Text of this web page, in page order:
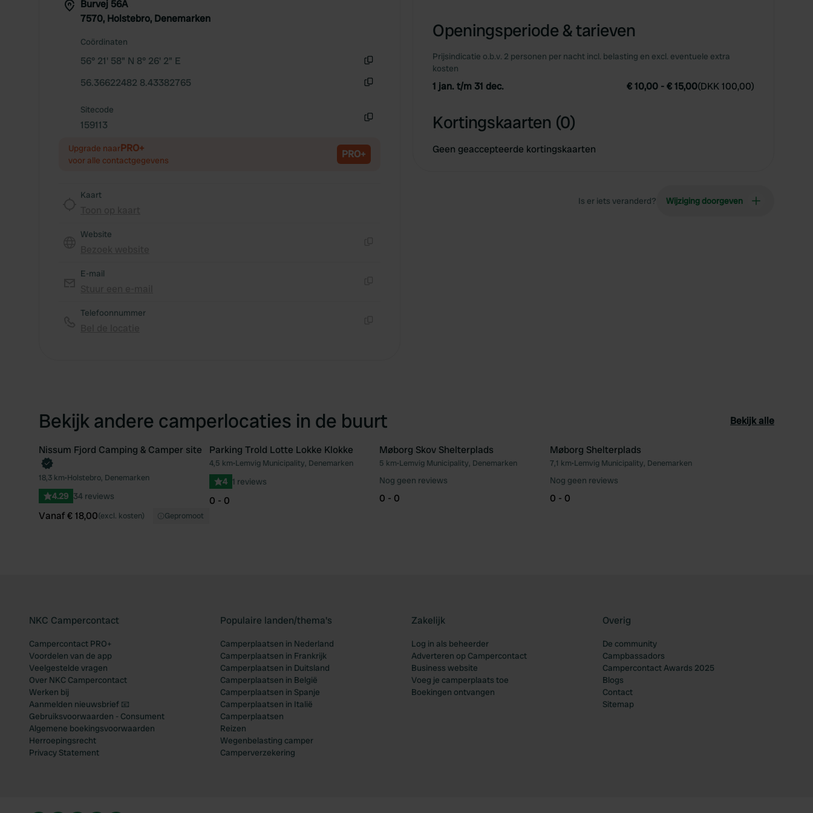
Burvej 56A
7570, Holstebro, Denemarken
Coördinaten
56° 21' 58" N 8° 26' 2" E
56.36622482 8.43382765
Sitecode
159113
Upgrade naarPRO+
voor alle contactgegevens PRO+
Kaart
Website
E-mail
Telefoonnummer
Openingsperiode & tarieven
Prijsindicatie o.b.v. 2 personen per nacht incl. belasting en excl. eventuele extra
kosten
1 jan. t/m 31 dec. € 10,00 -€ 15,00(DKK 100,00)
Kortingskaarten (0)
Geen geaccepteerde kortingskaarten
Is er iets veranderd? Wijziging doorgeven
Bekijk andere camperlocaties in de buurt Bekijk alle
Favoriet
Boek direct
Nissum Fjord Camping & Camper site
18,3 km•Holstebro, Denemarken
4.29 34 reviews
Vanaf € 18,00(excl. kosten) Gepromoot
Favoriet
Parking Trold Lotte Lokke Klokke
4,5 km•Lemvig Municipality, Denemarken
4 1 reviews
0 - 0
Favoriet
Møborg Skov Shelterplads
5 km•Lemvig Municipality, Denemarken
Nog geen reviews
0 - 0
Møborg Shelterplads
7,1 km•Lemvig Municipality, Denemarken
Nog geen reviews
0 - 0
NKC Campercontact
Campercontact PRO+
Voordelen van de app
Veelgestelde vragen
Over NKC Campercontact
Werken bij
Aanmelden nieuwsbrief 📧
Gebruiksvoorwaarden - Consument
Algemene boekingsvoorwaarden
Herroepingsrecht
Privacy Statement
Populaire landen/thema's
Camperplaatsen in Nederland
Camperplaatsen in Frankrijk
Camperplaatsen in Duitsland
Camperplaatsen in België
Camperplaatsen in Spanje
Camperplaatsen in Italië
Camperplaatsen
Reizen
Wegenbelasting camper
Camperverzekering
Zakelijk
Log in als beheerder
Adverteren op Campercontact
Business website
Voeg je camperplaats toe
Boekingen ontvangen
Overig
De community
Campbassadors
Campercontact Awards 2025
Blogs
Contact
Sitemap